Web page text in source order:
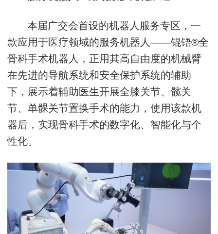
本届广交会首设的机器人服务专区，一
款应用于医疗领域的服务机器人——锟铻®全
骨科手术机器人，正用其高自由度的机械臂
在先进的导航系统和安全保护系统的辅助
下，展示着辅助医生开展全膝关节、髋关
节、单髁关节置换手术的能力，使用该款机
器后，实现骨科手术的数字化、智能化与个
性化。